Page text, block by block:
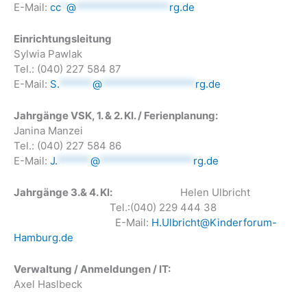
E-Mail: cc @ ***************** rg.de
Einrichtungsleitung
Sylwia Pawlak
Tel.: (040) 227 584 87
E-Mail: S. ****** @ ***************** rg.de
Jahrgänge VSK, 1. & 2. Kl. / Ferienplanung:
Janina Manzei
Tel.: (040) 227 584 86
E-Mail: J. ****** @ ***************** rg.de
Jahrgänge 3.& 4. Kl: Helen Ulbricht
Tel.:(040) 229 444 38
E-Mail: H.Ulbricht@Kinderforum-
Hamburg.de
Verwaltung / Anmeldungen / IT:
Axel Haslbeck